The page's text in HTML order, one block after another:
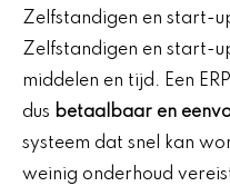
Zelfstandigen en start-
Zelfstandigen en start-
middelen en tijd. Een
dus betaalbaar en
systeem dat snel kan
weinig onderhoud